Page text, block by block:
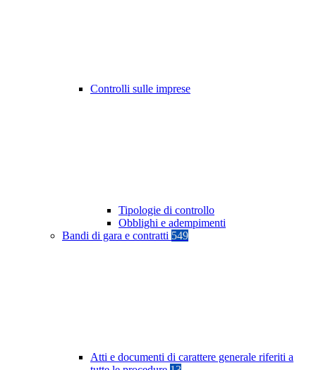
Controlli sulle imprese
Tipologie di controllo
Obblighi e adempimenti
Bandi di gara e contratti 549
Atti e documenti di carattere generale riferiti a